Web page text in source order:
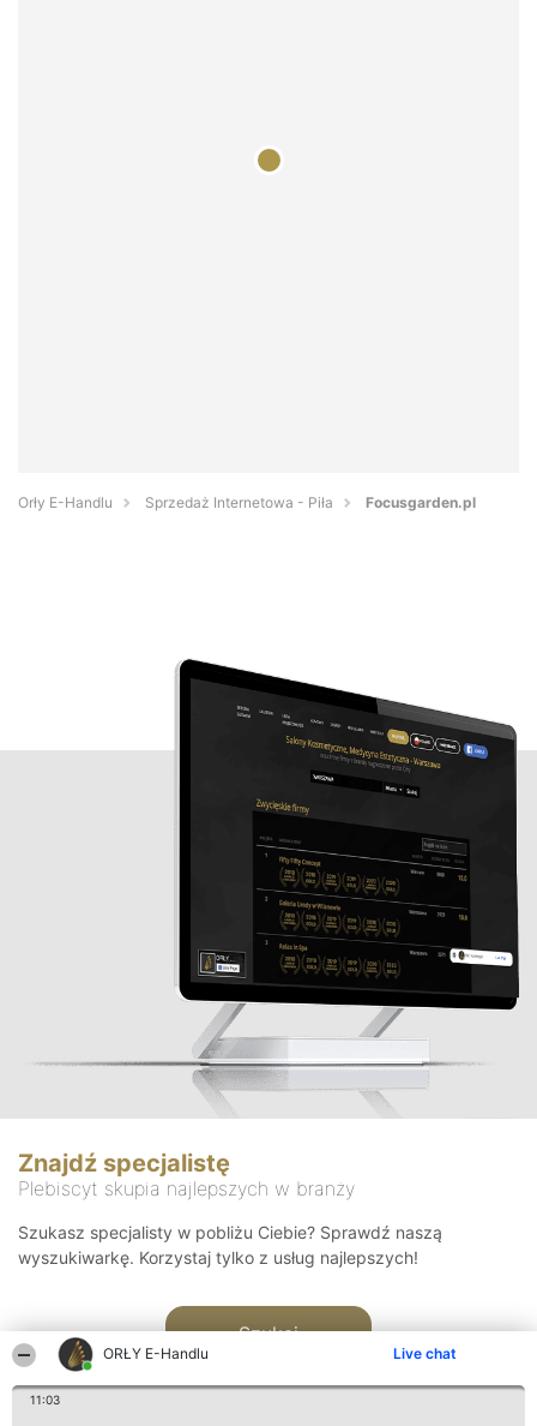
ORŁY E-Handlu Live chat
11:03
Orły E-Handlu Sprzedaż Internetowa - Piła Focusgarden.pl
Znajdź specjalistę
Plebiscyt skupia najlepszych w branży
Szukasz specjalisty w pobliżu Ciebie? Sprawdź naszą
wyszukiwarkę. Korzystaj tylko z usług najlepszych!
Szukaj